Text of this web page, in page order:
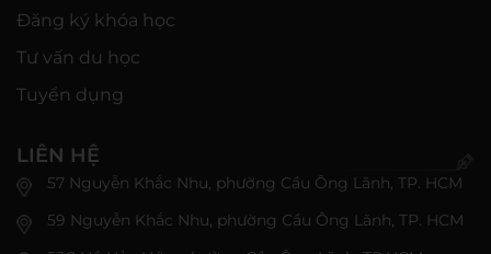
Đăng ký khóa học
Tư vấn du học
Tuyển dụng
LIÊN HỆ
57 Nguyễn Khắc Nhu, phường Cầu Ông Lãnh, TP. HCM
59 Nguyễn Khắc Nhu, phường Cầu Ông Lãnh, TP. HCM